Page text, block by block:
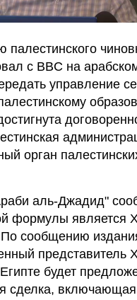
палестинского
с BBC на
управление
орган
аль-Джадид"
формулы
По сообщению
будет
сделка, включающая